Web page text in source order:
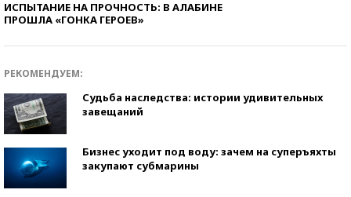
ИСПЫТАНИЕ НА ПРОЧНОСТЬ: В АЛАБИНЕ
ПРОШЛА «ГОНКА ГЕРОЕВ»
РЕКОМЕНДУЕМ:
Судьба наследства: истории удивительных
завещаний
Бизнес уходит под воду: зачем на суперъяхты
закупают субмарины